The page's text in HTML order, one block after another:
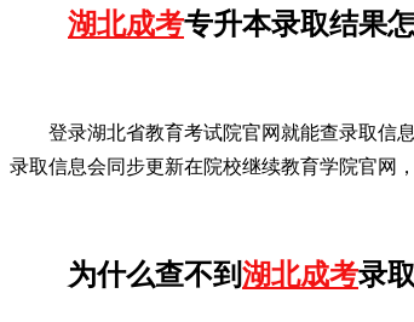
湖北成考专升本录取结果
登录湖北省教育考试院官网就能查录取信
录取信息会同步更新在院校继续教育学院官网
为什么查不到湖北成考录